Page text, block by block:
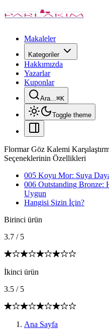
Makaleler
Kategoriler
Hakkımızda
Yazarlar
Kuponlar
Ara...⌘K
Toggle theme
Flormar Göz Kalemi
Seçeneklerinin Özellikleri
005 Koyu Mor: Suya
006 Outstanding Bronze:
Uygun
Hangisi Sizin İçin?
Birinci ürün
3.7 / 5
İkinci ürün
3.5 / 5
Ana Sayfa